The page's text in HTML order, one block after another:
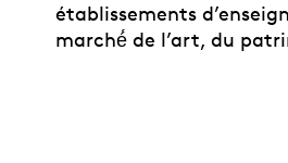
établissements
marché́ de l’art, du